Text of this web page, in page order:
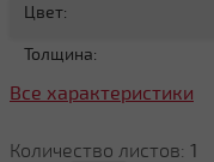
Цвет:
Толщина:
Все характеристики
Количество листов: 1